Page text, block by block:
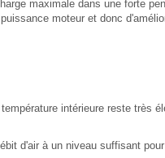
maximale dans une forte
moteur et donc
intérieure reste très
d'air à un niveau suffisant